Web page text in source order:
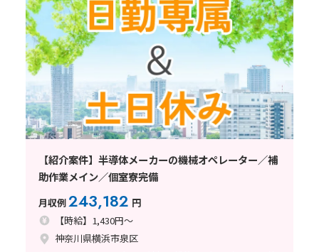
【紹介案件】半導体メーカーの機械オペレーター／補
助作業メイン／個室寮完備
月収例243,182 円
【時給】1,430円～
神奈川県横浜市泉区